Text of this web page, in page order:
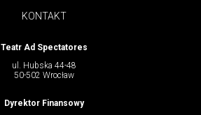
KONTAKT
Teatr Ad Spectatores
ul. Hubska 44-48
50-502 Wrocław
Dyrektor Finansowy